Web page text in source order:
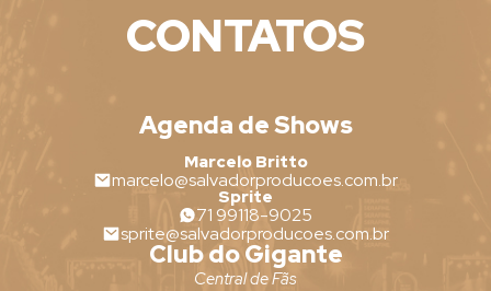
CONTATOS
Agenda de Shows
Marcelo Britto
marcelo@salvadorproducoes.com.br
Sprite
71 99118-9025
sprite@salvadorproducoes.com.br
Club do Gigante
Central de Fãs